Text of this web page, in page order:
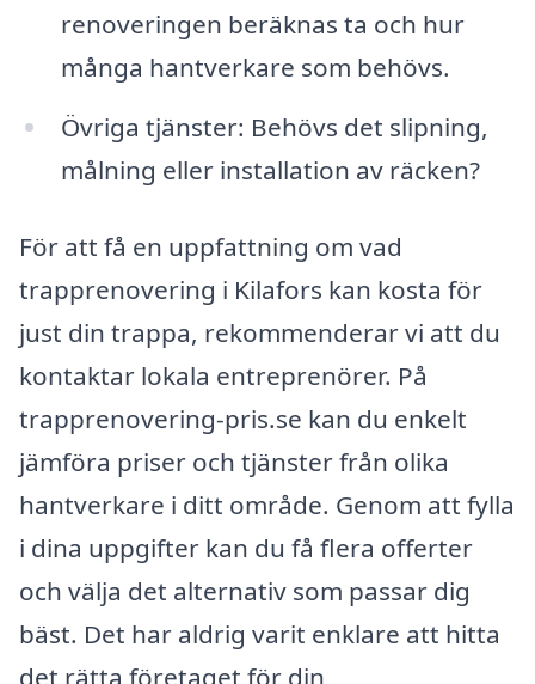
renoveringen beräknas ta och hur
många hantverkare som behövs.
Övriga tjänster: Behövs det slipning,
målning eller installation av räcken?
För att få en uppfattning om vad
trapprenovering i Kilafors kan kosta för
just din trappa, rekommenderar vi att du
kontaktar lokala entreprenörer. På
trapprenovering-pris.se kan du enkelt
jämföra priser och tjänster från olika
hantverkare i ditt område. Genom att fylla
i dina uppgifter kan du få flera offerter
och välja det alternativ som passar dig
bäst. Det har aldrig varit enklare att hitta
det rätta företaget för din